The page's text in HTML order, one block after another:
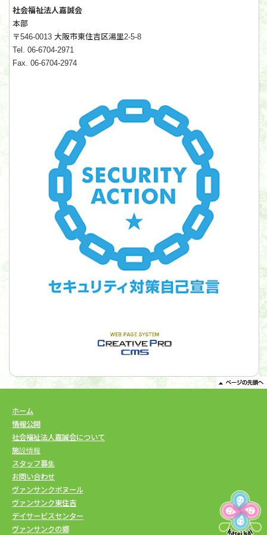
社会福祉法人嘉誠会
本部
〒546-0013 大阪市東住吉区湯里2-5-8
Tel. 06-6704-2971
Fax. 06-6704-2974
ホーム
情報公開
社会福祉法人嘉誠会について
施設情報
スタッフ募集
お問い合わせ
ヴァンサンクボヌール
ヴァンサンク東住吉
デイサービスセンター
ヴァンサンクの郷